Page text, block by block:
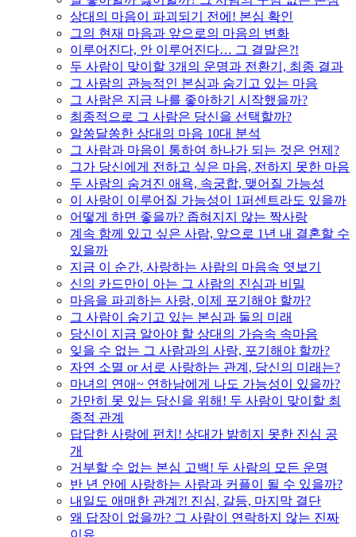
상대의 마음이 파괴되기 전에! 본심 확인
그의 현재 마음과 앞으로의 마음의 변화
이루어진다, 안 이루어진다… 그 결말은?!
두 사람이 맞이할 3개의 운명과 전환기, 최종 결과
그 사람의 관능적인 본심과 숨기고 있는 마음
그 사람은 지금 나를 좋아하기 시작했을까?
최종적으로 그 사람은 당신을 선택할까?
알쏭달쏭한 상대의 마음 10대 분석
그 사람과 마음이 통하여 하나가 되는 것은 언제?
그가 당신에게 전하고 싶은 마음, 전하지 못한 마음
두 사람의 숨겨진 애욕, 속궁합, 맺어질 가능성
이 사랑이 이루어질 가능성이 1퍼센트라도 있을까
어떻게 하면 좋을까? 좁혀지지 않는 짝사랑
계속 함께 있고 싶은 사람, 앞으로 1년 내 결혼할 수
있을까
지금 이 순간, 사랑하는 사람의 마음속 엿보기
신의 카드만이 아는 그 사람의 진심과 비밀
마음을 파괴하는 사랑, 이제 포기해야 할까?
그 사람이 숨기고 있는 본심과 둘의 미래
당신이 지금 알아야 할 상대의 가슴속 속마음
잊을 수 없는 그 사람과의 사랑, 포기해야 할까?
자연 소멸 or 서로 사랑하는 관계, 당신의 미래는?
마녀의 연애~ 연하남에게 나도 가능성이 있을까?
가만히 못 있는 당신을 위해! 두 사람이 맞이할 최
종적 관계
답답한 사랑에 펀치! 상대가 밝히지 못한 진심 공
개
거부할 수 없는 본심 고백! 두 사람의 모든 운명
반 년 안에 사랑하는 사람과 커플이 될 수 있을까?
내일도 애매한 관계?! 진심, 갈등, 마지막 결단
왜 답장이 없을까? 그 사람이 연락하지 않는 진짜
이유